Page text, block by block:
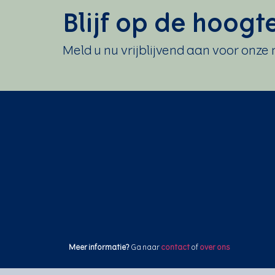
Blijf op de
Meld u nu vrijblijvend aan voor onze
Meer informatie? Ga naar contact of over ons